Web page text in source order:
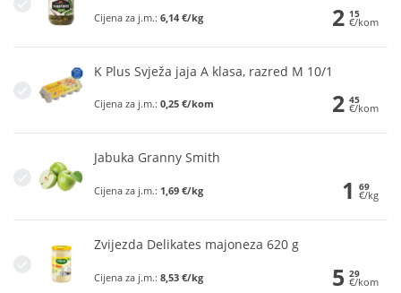
Cijena za j.m.: 6,14 €/kg 2 15
€/kom
K Plus Svježa jaja A klasa, razred M 10/1
Cijena za j.m.: 0,25 €/kom 2 45
€/kom
Jabuka Granny Smith
Cijena za j.m.: 1,69 €/kg 1 69
€/kg
Zvijezda Delikates majoneza 620 g
Cijena za j.m.: 8,53 €/kg 5 29
€/kom